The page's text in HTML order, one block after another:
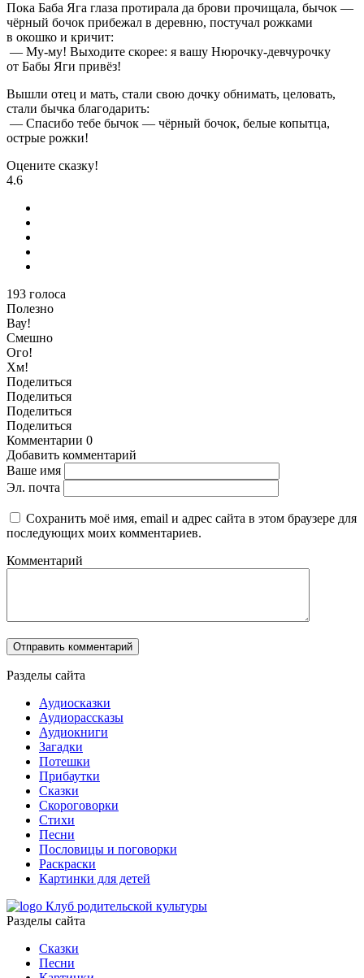
Пока Баба Яга глаза протирала да брови прочищала, бычок —
чёрный бочок прибежал в деревню, постучал рожками
в окошко и кричит:
— Му-му! Выходите скорее: я вашу Нюрочку-девчурочку
от Бабы Яги привёз!
Вышли отец и мать, стали свою дочку обнимать, целовать,
стали бычка благодарить:
— Спасибо тебе бычок — чёрный бочок, белые копытца,
острые рожки!
Оцените сказку!
4.6
193 голоса
Полезно
Вау!
Смешно
Ого!
Хм!
Поделиться
Поделиться
Поделиться
Поделиться
Комментарии 0
Добавить комментарий
Ваше имя
Эл. почта
Сохранить моё имя, email и адрес сайта в этом браузере для
последующих моих комментариев.
Комментарий
Разделы сайта
Аудиосказки
Аудиорассказы
Аудиокниги
Загадки
Потешки
Прибаутки
Сказки
Скороговорки
Стихи
Песни
Пословицы и поговорки
Раскраски
Картинки для детей
Клуб родительской культуры
Разделы сайта
Сказки
Песни